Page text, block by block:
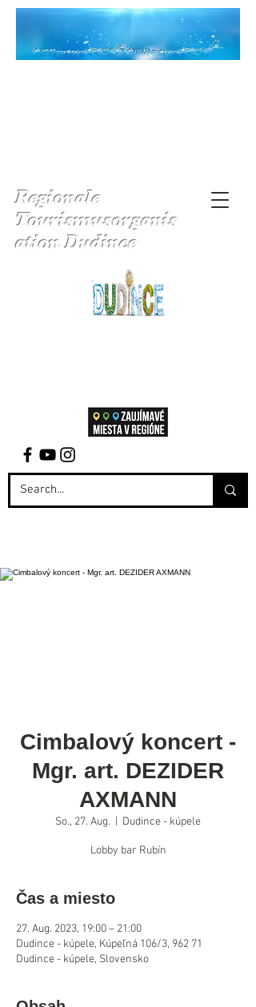
Regionale
Tourismusorganis
ation Dudince
Cimbalový koncert -
Mgr. art. DEZIDER
AXMANN
So., 27. Aug. Dudince - kúpele
Lobby bar Rubín
Čas a miesto
27. Aug. 2023, 19:00 – 21:00
Dudince - kúpele, Kúpeľná 106/3, 962 71
Dudince - kúpele, Slovensko